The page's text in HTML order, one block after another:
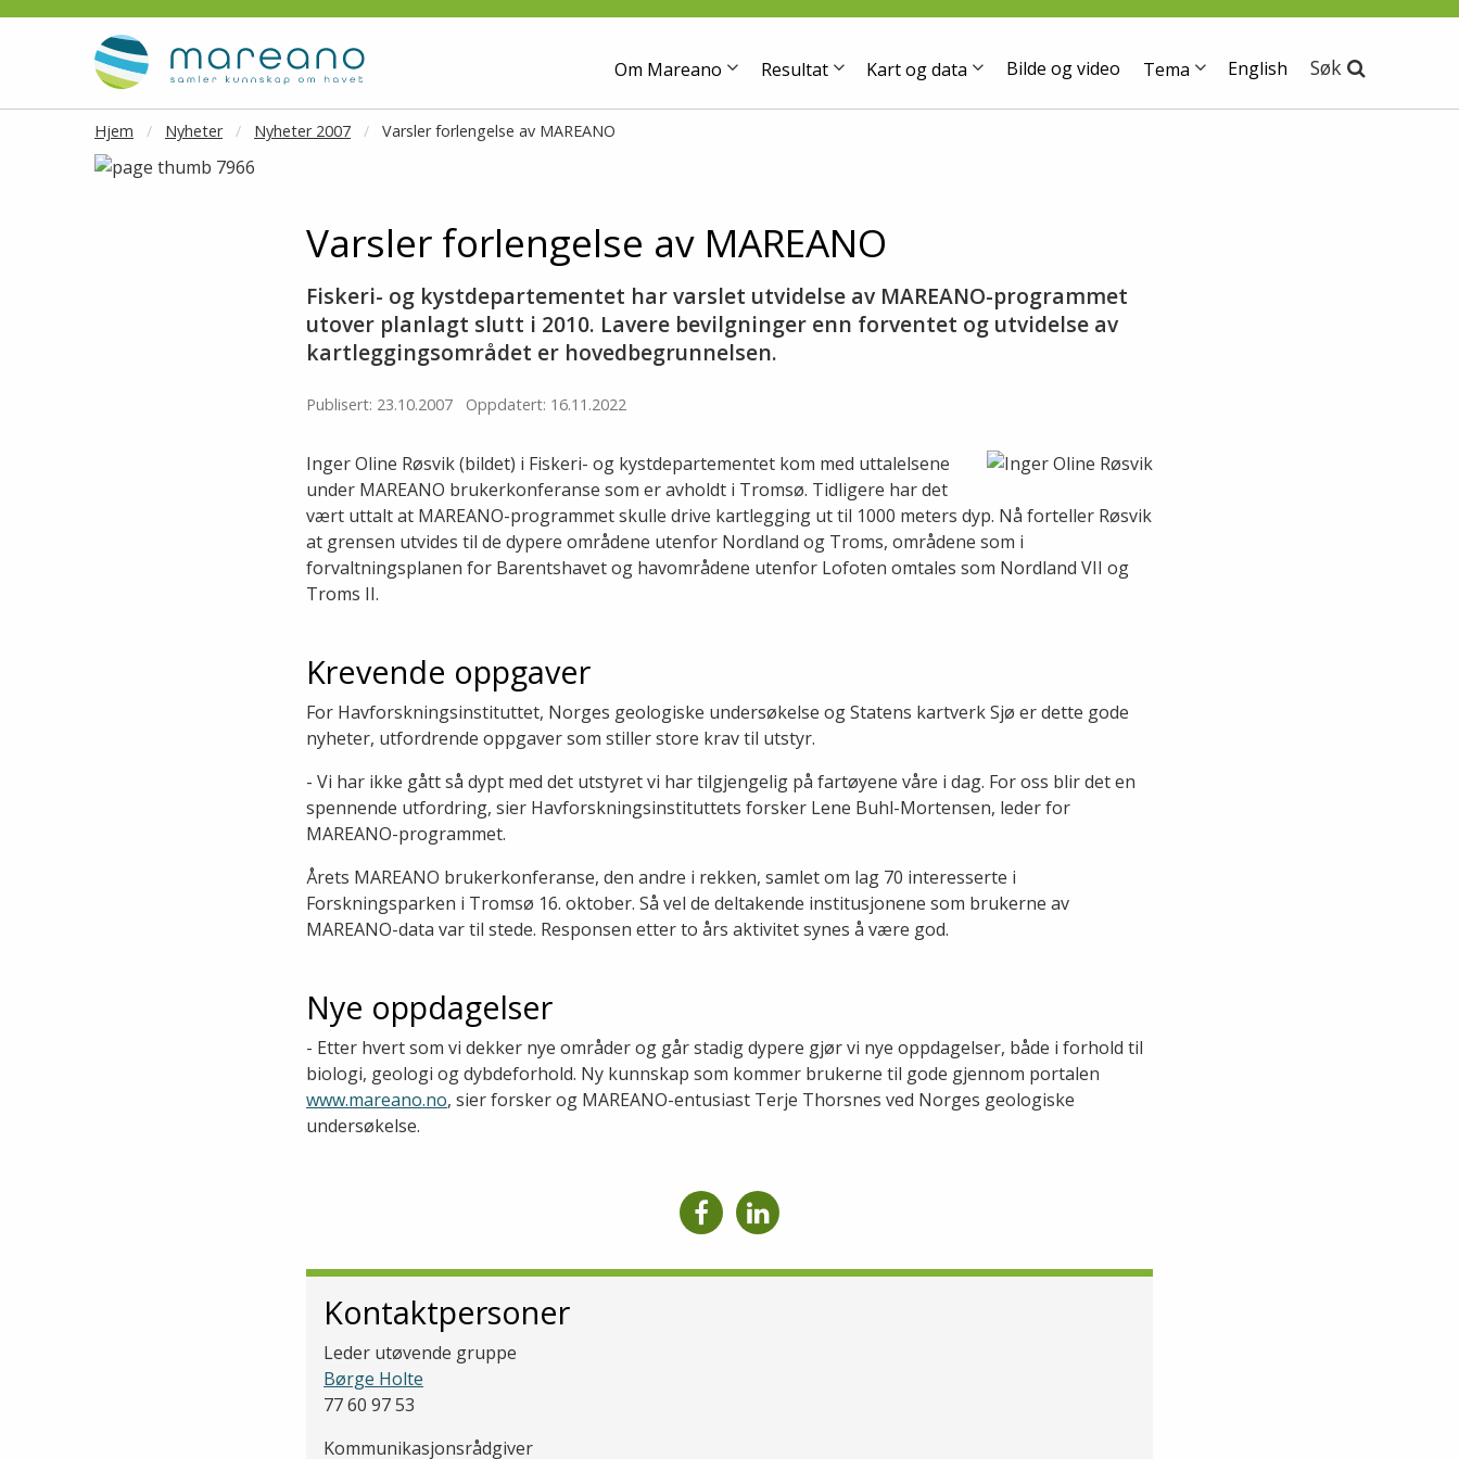
Gå til hovedinnhold
Om Mareano Resultat Kart og data Bilde og video Tema English Søk
Hjem Nyheter Nyheter 2007 Varsler forlengelse av MAREANO
Varsler forlengelse av MAREANO
Fiskeri- og kystdepartementet har varslet utvidelse av MAREANO-programmet
utover planlagt slutt i 2010. Lavere bevilgninger enn forventet og utvidelse av
kartleggingsområdet er hovedbegrunnelsen.
Publisert: 23.10.2007 Oppdatert: 16.11.2022
Inger Oline Røsvik (bildet) i Fiskeri- og kystdepartementet kom med uttalelsene
under MAREANO brukerkonferanse som er avholdt i Tromsø. Tidligere har det
vært uttalt at MAREANO-programmet skulle drive kartlegging ut til 1000 meters dyp. Nå forteller Røsvik
at grensen utvides til de dypere områdene utenfor Nordland og Troms, områdene som i
forvaltningsplanen for Barentshavet og havområdene utenfor Lofoten omtales som Nordland VII og
Troms II.
Krevende oppgaver
For Havforskningsinstituttet, Norges geologiske undersøkelse og Statens kartverk Sjø er dette gode
nyheter, utfordrende oppgaver som stiller store krav til utstyr.
- Vi har ikke gått så dypt med det utstyret vi har tilgjengelig på fartøyene våre i dag. For oss blir det en
spennende utfordring, sier Havforskningsinstituttets forsker Lene Buhl-Mortensen, leder for
MAREANO-programmet.
Årets MAREANO brukerkonferanse, den andre i rekken, samlet om lag 70 interesserte i
Forskningsparken i Tromsø 16. oktober. Så vel de deltakende institusjonene som brukerne av
MAREANO-data var til stede. Responsen etter to års aktivitet synes å være god.
Nye oppdagelser
- Etter hvert som vi dekker nye områder og går stadig dypere gjør vi nye oppdagelser, både i forhold til
biologi, geologi og dybdeforhold. Ny kunnskap som kommer brukerne til gode gjennom portalen
www.mareano.no, sier forsker og MAREANO-entusiast Terje Thorsnes ved Norges geologiske
undersøkelse.
Kontaktpersoner
Leder utøvende gruppe
Børge Holte
77 60 97 53
Kommunikasjonsrådgiver